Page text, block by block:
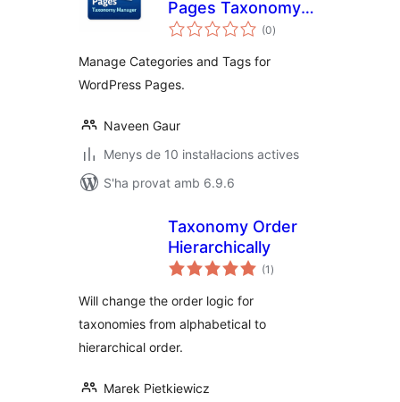
Pages Taxonomy
Manager
(0puntuacions
totals
)
Manage Categories and Tags for
WordPress Pages.
Naveen Gaur
Menys de 10 instal·lacions actives
S'ha provat amb 6.9.6
Taxonomy Order
Hierarchically
(1 puntuacions
totals
)
Will change the order logic for
taxonomies from alphabetical to
hierarchical order.
Marek Pietkiewicz